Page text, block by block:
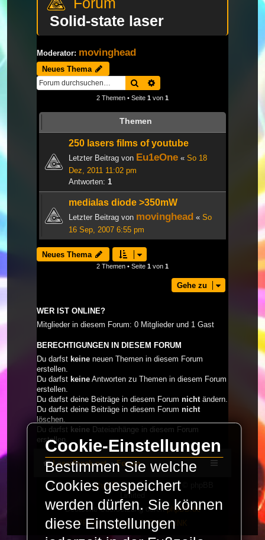
Solid-state laser
Moderator: movinghead
Neues Thema
Suche
2 Themen • Seite 1 von 1
Themen
250 lasers films of youtube
Letzter Beitrag von Eu1eOne « So 18
Dez, 2011 11:02 pm
Antworten: 1
medialas diode >350mW
Letzter Beitrag von movinghead « So
16 Sep, 2007 6:55 pm
Neues Thema
2 Themen • Seite 1 von 1
Gehe zu
WER IST ONLINE?
Mitglieder in diesem Forum: 0 Mitglieder und 1 Gast
BERECHTIGUNGEN IN DIESEM FORUM
Du darfst keine neuen Themen in diesem Forum
erstellen.
Du darfst keine Antworten zu Themen in diesem Forum
erstellen.
Du darfst deine Beiträge in diesem Forum nichtändern.
Du darfst deine Beiträge in diesem Forum nicht
löschen.
Du darfst keine Dateianhänge in diesem Forum
erstellen.
LaserFreak.net Forum
Powered byphpBB® Forum Software © phpBB
Limited
Deutsche Übersetzung durchphpBB.de
PRIVACY_LINK | TERMS_LINK
Cookie-Einstellungen
Bestimmen Sie welche
Cookies gespeichert
werden dürfen. Sie können
diese Einstellungen